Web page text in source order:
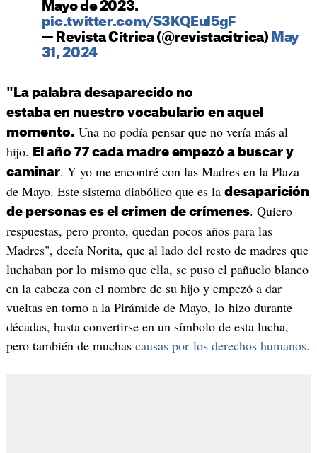
Mayo de 2023.
pic.twitter.com/S3KQEul5gF
— Revista Cítrica (@revistacitrica) May
31, 2024
"La palabra desaparecido no
estaba en nuestro vocabulario en aquel
momento. Una no podía pensar que no vería más al
hijo.
El año 77 cada madre empezó a buscar y
caminar. Y yo me encontré con las Madres en la Plaza
de Mayo. Este sistema diabólico que es la desaparición
de personas es el crimen de crímenes. Quiero
respuestas, pero pronto, quedan pocos años para las
Madres", decía Norita, que al lado del resto de madres que
luchaban por lo mismo que ella, se puso el pañuelo blanco
en la cabeza con el nombre de su hijo y empezó a dar
vueltas en torno a la Pirámide de Mayo, lo hizo durante
décadas, hasta convertirse en un símbolo de esta lucha,
pero también de muchas causas por los derechos humanos.